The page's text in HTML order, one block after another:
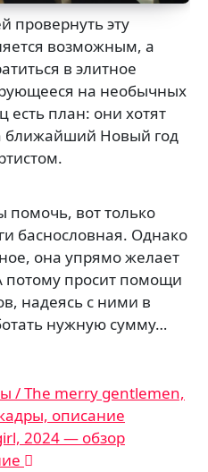
провернуть эту
возможным, а
в элитное
на необычных
есть план: они хотят
ближайший Новый год
помочь, вот только
баснословная. Однако
она упрямо желает
потому просит помощи
надеясь с ними в
нужную сумму…
/ The merry gentlemen,
описание
2024 — обзор